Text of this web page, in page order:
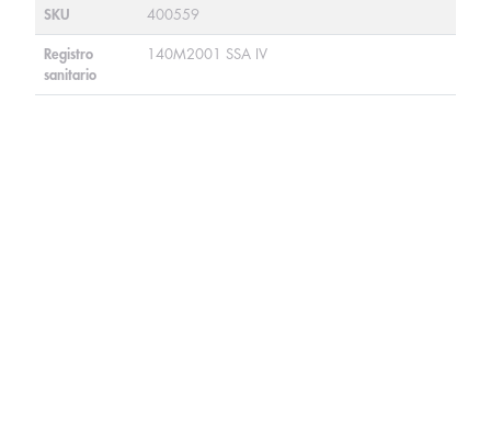
SKU 400559
Registro
sanitario
140M2001 SSA IV